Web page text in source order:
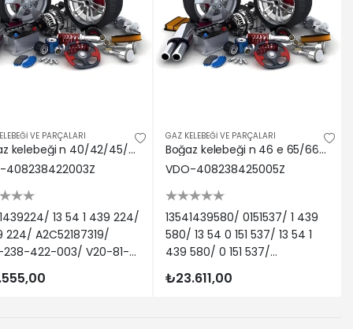
VE PARÇALARI
Boğaz kelebeği n 40/42/45/46 e 46/87/90/91 Vdo 13541439224
408238422003Z
13 54 1 439 224/
224/ A2C52187319/
422-003/ V20-81-
GAZ KELEBEĞİ VE PARÇALARI
Boğaz kelebeği n 46 e 65/66/83/87/90/91 Vdo 13541439580
VDO-408238425005Z
13541439580/ 0151537/ 1 439
580/ 13 54 0 151 537/ 13 54 1
439 580/ 0 151 537/
005/ V20-81-0014
₺23.611,00